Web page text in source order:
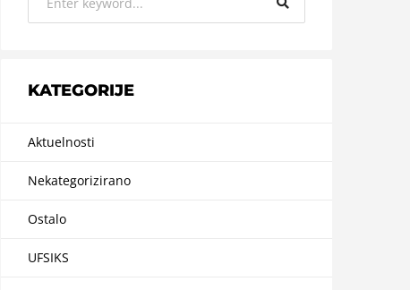
KATEGORIJE
Aktuelnosti
Nekategorizirano
Ostalo
UFSIKS